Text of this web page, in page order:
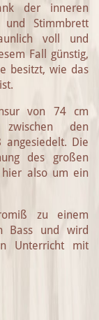
der inneren
und Stimmbrett
voll und
Fall günstig,
besitzt, wie das
von 74 cm
zwischen den
Die
des großen
hier also um ein
zu einem
Bass und wird
Unterricht mit